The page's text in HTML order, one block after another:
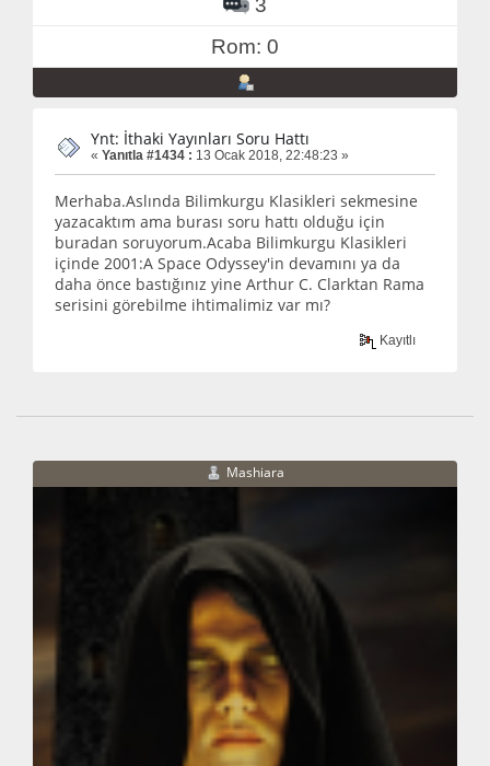
Rom: 0
Ynt: İthaki Yayınları Soru Hattı
« Yanıtla #1434 : 13 Ocak 2018, 22:48:23 »
Merhaba.Aslında Bilimkurgu Klasikleri sekmesine
yazacaktım ama burası soru hattı olduğu için
buradan soruyorum.Acaba Bilimkurgu Klasikleri
içinde 2001:A Space Odyssey'in devamını ya da
daha önce bastığınız yine Arthur C. Clarktan Rama
serisini görebilme ihtimalimiz var mı?
Kayıtlı
Mashiara